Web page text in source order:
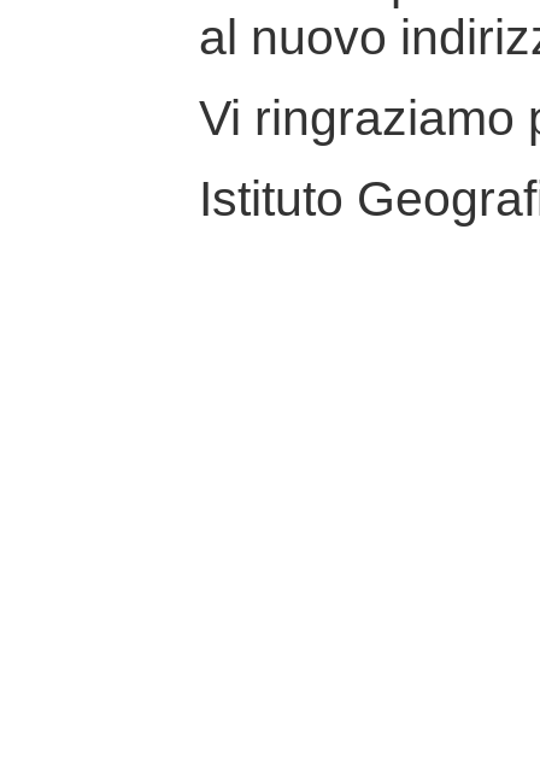
al nuovo
Vi ringraziamo
Istituto